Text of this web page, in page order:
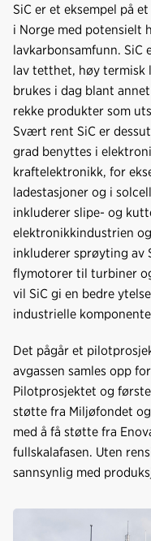
SiC er et eksempel på
i Norge med potensielt
lavkarbonsamfunn.
lav tetthet, høy termisk
brukes i dag blant
rekke produkter som
Svært rent SiC er
grad benyttes i
kraftelektronikk, for
ladestasjoner og i
inkluderer slipe- og
elektronikkindustrien
inkluderer sprøyting av
flymotorer til turbiner
vil SiC gi en bedre
industrielle
Det pågår et
avgassen samles opp
Pilotprosjektet og
støtte fra Miljøfondet
med å få støtte fra
fullskalafasen. Uten
sannsynlig med